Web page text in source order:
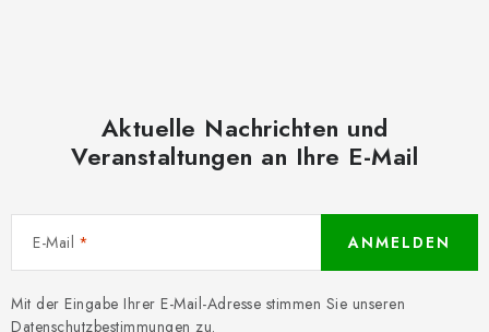
Aktuelle Nachrichten und
Veranstaltungen an Ihre E-Mail
E-Mail
Mit der Eingabe Ihrer E-Mail-Adresse stimmen Sie unseren
Datenschutzbestimmungen zu.
ANMELDEN